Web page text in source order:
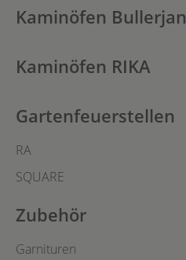
Kaminöfen Bullerjan
Kaminöfen RIKA
Gartenfeuerstellen
RA
SQUARE
Zubehör
Garnituren